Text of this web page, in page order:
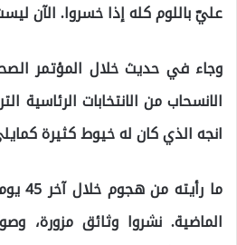
عليّ باللوم كله إذا خسروا. الآن
وجاء في حديث خلال المؤتمر
الانسحاب من الانتخابات الرئاسية
انجه الذي كان له خيوط كثيرة
الماضية. نشروا وثائق مزورة،